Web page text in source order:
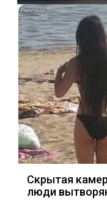
Скрытая
люди